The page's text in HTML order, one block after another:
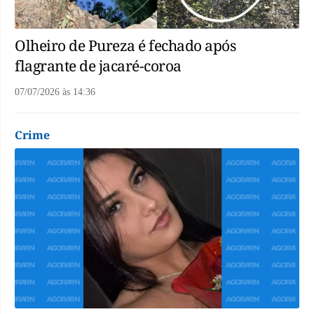
Olheiro de Pureza é fechado após
flagrante de jacaré-coroa
07/07/2026 às 14:36
Crime